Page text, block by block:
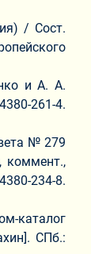
/ Сост.
и А. А.
261-4.
№ 279
коммент.,
234-8.
каталог
СПб.: